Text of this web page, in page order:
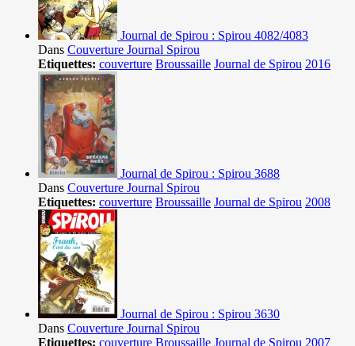
Journal de Spirou : Spirou 4082/4083
Dans Couverture Journal Spirou
Etiquettes: couverture Broussaille Journal de Spirou 2016
Journal de Spirou : Spirou 3688
Dans Couverture Journal Spirou
Etiquettes: couverture Broussaille Journal de Spirou 2008
Journal de Spirou : Spirou 3630
Dans Couverture Journal Spirou
Etiquettes: couverture Broussaille Journal de Spirou 2007